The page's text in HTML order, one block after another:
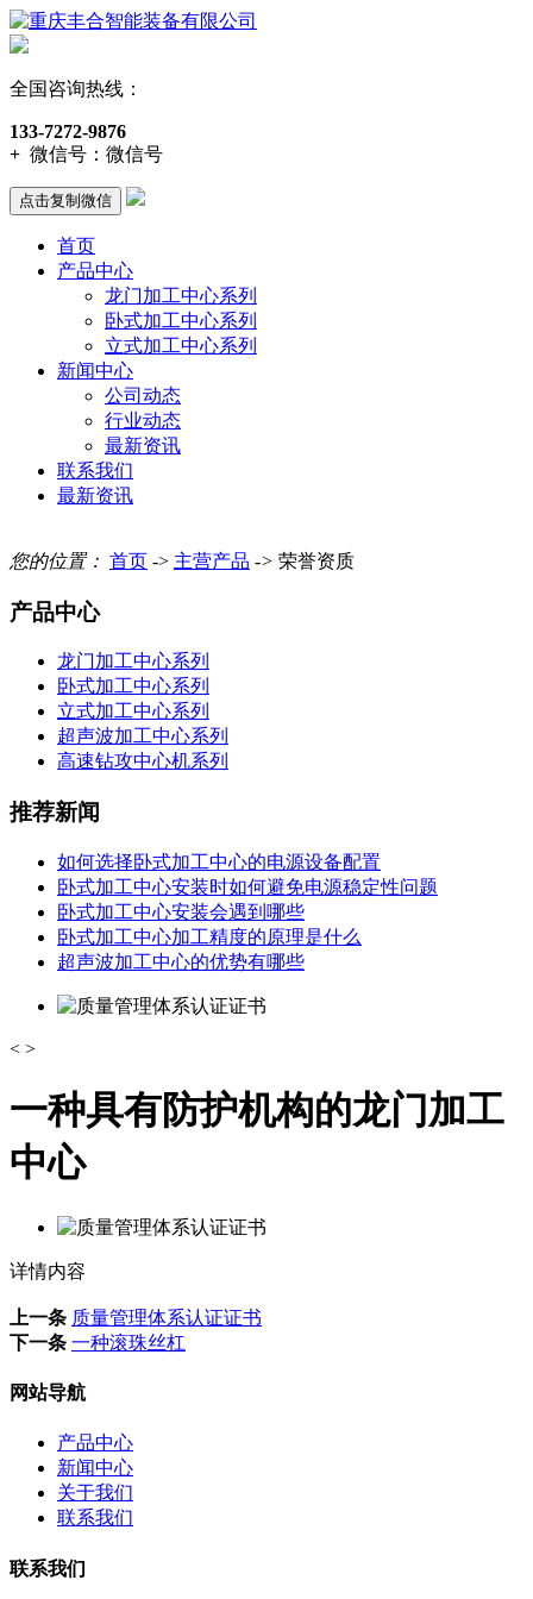
全国咨询热线：
133-7272-9876
+ 微信号： 微信号
点击复制微信
首页
产品中心
龙门加工中心系列
卧式加工中心系列
立式加工中心系列
新闻中心
公司动态
行业动态
最新资讯
联系我们
最新资讯
您的位置： 首页 -> 主营产品 -> 荣誉资质
产品中心
龙门加工中心系列
卧式加工中心系列
立式加工中心系列
超声波加工中心系列
高速钻攻中心机系列
推荐新闻
如何选择卧式加工中心的电源设备配置
卧式加工中心安装时如何避免电源稳定性问题
卧式加工中心安装会遇到哪些
卧式加工中心加工精度的原理是什么
超声波加工中心的优势有哪些
< >
一种具有防护机构的龙门加工
中心
详情内容
上一条 质量管理体系认证证书
下一条 一种滚珠丝杠
网站导航
产品中心
新闻中心
关于我们
联系我们
联系我们